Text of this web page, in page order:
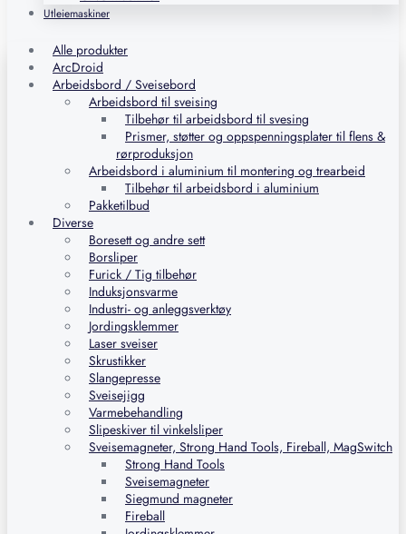
Utleiemaskiner
Alle produkter
ArcDroid
Arbeidsbord / Sveisebord
Arbeidsbord til sveising
Tilbehør til arbeidsbord til svesing
Prismer, støtter og oppspenningsplater til flens &
rørproduksjon
Arbeidsbord i aluminium til montering og trearbeid
Tilbehør til arbeidsbord i aluminium
Pakketilbud
Diverse
Boresett og andre sett
Borsliper
Furick / Tig tilbehør
Induksjonsvarme
Industri- og anleggsverktøy
Jordingsklemmer
Laser sveiser
Skrustikker
Slangepresse
Sveisejigg
Varmebehandling
Slipeskiver til vinkelsliper
Sveisemagneter, Strong Hand Tools, Fireball, MagSwitch
Strong Hand Tools
Sveisemagneter
Siegmund magneter
Fireball